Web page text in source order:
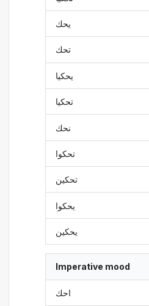
يحك
تحك
يحكيا
تحكيا
نحك
تحكوا
تحكين
يحكوا
يحكين
Imperative mood
احك